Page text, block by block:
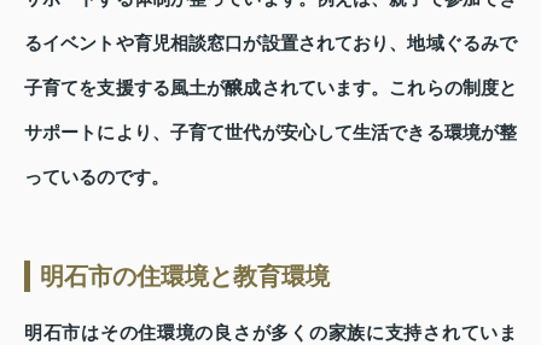
るイベントや育児相談窓口が設置されており、地域ぐるみで
子育てを支援する風土が醸成されています。これらの制度と
サポートにより、子育て世代が安心して生活できる環境が整
っているのです。
明石市の住環境と教育環境
明石市はその住環境の良さが多くの家族に支持されていま